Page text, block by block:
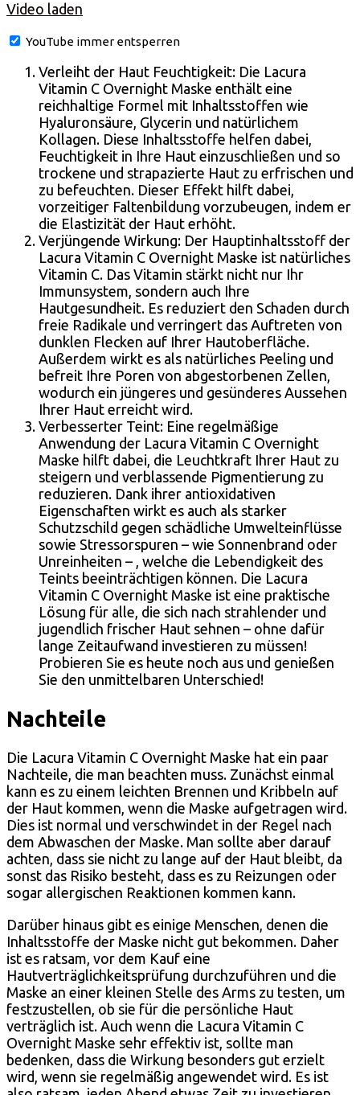
Video laden
YouTube immer entsperren
Verleiht der Haut Feuchtigkeit: Die Lacura
Vitamin C Overnight Maske enthält eine
reichhaltige Formel mit Inhaltsstoffen wie
Hyaluronsäure, Glycerin und natürlichem
Kollagen. Diese Inhaltsstoffe helfen dabei,
Feuchtigkeit in Ihre Haut einzuschließen und so
trockene und strapazierte Haut zu erfrischen und
zu befeuchten. Dieser Effekt hilft dabei,
vorzeitiger Faltenbildung vorzubeugen, indem er
die Elastizität der Haut erhöht.
Verjüngende Wirkung: Der Hauptinhaltsstoff der
Lacura Vitamin C Overnight Maske ist natürliches
Vitamin C. Das Vitamin stärkt nicht nur Ihr
Immunsystem, sondern auch Ihre
Hautgesundheit. Es reduziert den Schaden durch
freie Radikale und verringert das Auftreten von
dunklen Flecken auf Ihrer Hautoberfläche.
Außerdem wirkt es als natürliches Peeling und
befreit Ihre Poren von abgestorbenen Zellen,
wodurch ein jüngeres und gesünderes Aussehen
Ihrer Haut erreicht wird.
Verbesserter Teint: Eine regelmäßige
Anwendung der Lacura Vitamin C Overnight
Maske hilft dabei, die Leuchtkraft Ihrer Haut zu
steigern und verblassende Pigmentierung zu
reduzieren. Dank ihrer antioxidativen
Eigenschaften wirkt es auch als starker
Schutzschild gegen schädliche Umwelteinflüsse
sowie Stressorspuren – wie Sonnenbrand oder
Unreinheiten – , welche die Lebendigkeit des
Teints beeinträchtigen können. Die Lacura
Vitamin C Overnight Maske ist eine praktische
Lösung für alle, die sich nach strahlender und
jugendlich frischer Haut sehnen – ohne dafür
lange Zeitaufwand investieren zu müssen!
Probieren Sie es heute noch aus und genießen
Sie den unmittelbaren Unterschied!
Nachteile
Die Lacura Vitamin C Overnight Maske hat ein paar
Nachteile, die man beachten muss. Zunächst einmal
kann es zu einem leichten Brennen und Kribbeln auf
der Haut kommen, wenn die Maske aufgetragen wird.
Dies ist normal und verschwindet in der Regel nach
dem Abwaschen der Maske. Man sollte aber darauf
achten, dass sie nicht zu lange auf der Haut bleibt, da
sonst das Risiko besteht, dass es zu Reizungen oder
sogar allergischen Reaktionen kommen kann.
Darüber hinaus gibt es einige Menschen, denen die
Inhaltsstoffe der Maske nicht gut bekommen. Daher
ist es ratsam, vor dem Kauf eine
Hautverträglichkeitsprüfung durchzuführen und die
Maske an einer kleinen Stelle des Arms zu testen, um
festzustellen, ob sie für die persönliche Haut
verträglich ist. Auch wenn die Lacura Vitamin C
Overnight Maske sehr effektiv ist, sollte man
bedenken, dass die Wirkung besonders gut erzielt
wird, wenn sie regelmäßig angewendet wird. Es ist